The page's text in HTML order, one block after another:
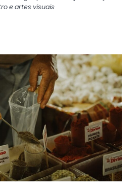
e artes visuais